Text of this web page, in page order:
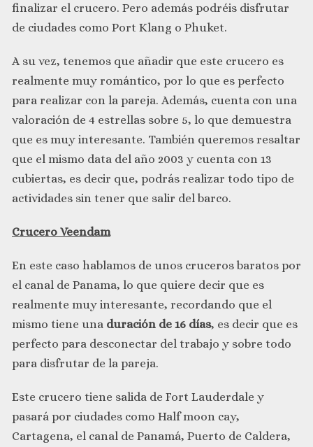
finalizar el crucero. Pero además podréis disfrutar
de ciudades como Port Klang o Phuket.
A su vez, tenemos que añadir que este crucero es
realmente muy romántico, por lo que es perfecto
para realizar con la pareja. Además, cuenta con una
valoración de 4 estrellas sobre 5, lo que demuestra
que es muy interesante. También queremos resaltar
que el mismo data del año 2003 y cuenta con 13
cubiertas, es decir que, podrás realizar todo tipo de
actividades sin tener que salir del barco.
Crucero Veendam
En este caso hablamos de unos cruceros baratos por
el canal de Panama, lo que quiere decir que es
realmente muy interesante, recordando que el
mismo tiene una duración de 16 días, es decir que es
perfecto para desconectar del trabajo y sobre todo
para disfrutar de la pareja.
Este crucero tiene salida de Fort Lauderdale y
pasará por ciudades como Half moon cay,
Cartagena, el canal de Panamá, Puerto de Caldera,